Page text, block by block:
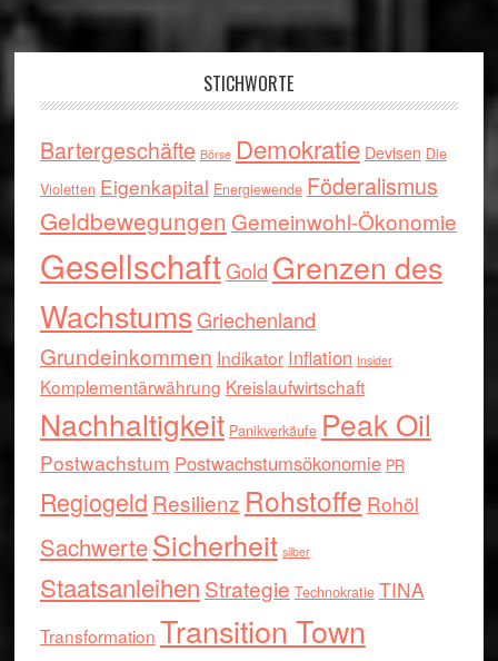
STICHWORTE
Bartergeschäfte Börse Demokratie Devisen Die
Violetten Eigenkapital Energiewende Föderalismus
Geldbewegungen Gemeinwohl-Ökonomie
GesellschaftGold Grenzen des
WachstumsGriechenland
Grundeinkommen Indikator Inflation Insider
Komplementärwährung Kreislaufwirtschaft
Nachhaltigkeit Panikverkäufe Peak Oil
Postwachstum Postwachstumsökonomie PR
Regiogeld Resilienz Rohstoffe Rohöl
SachwerteSicherheit silber
Staatsanleihen Strategie Technokratie TINA
Transformation Transition Town